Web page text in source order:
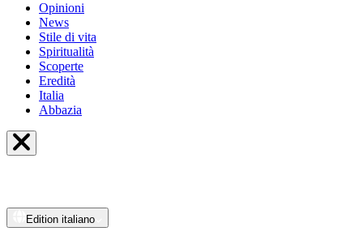
Opinioni
News
Stile di vita
Spiritualità
Scoperte
Eredità
Italia
Abbazia
Edition italiano